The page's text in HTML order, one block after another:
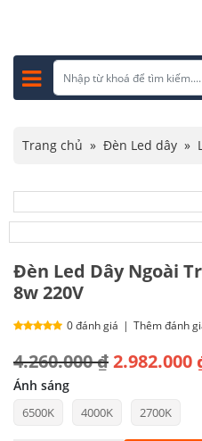
Trang chủ » Đèn Led dây »
Đèn Led Dây Ngoài
8w 220V
0 đánh giá | Thêm đánh
4.260.000₫
Giá
gốc
là:
2.982.000
Giá
hiện
tại
Ánh sáng
6500K 4000K 2700K